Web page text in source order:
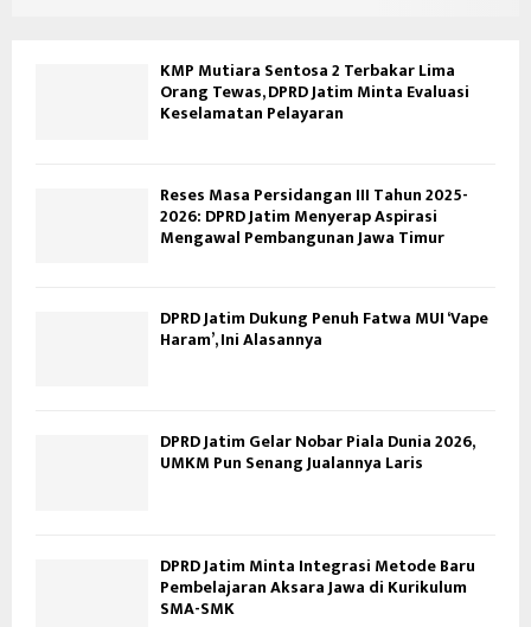
KMP Mutiara Sentosa 2 Terbakar Lima
Orang Tewas, DPRD Jatim Minta Evaluasi
Keselamatan Pelayaran
Reses Masa Persidangan III Tahun 2025-
2026: DPRD Jatim Menyerap Aspirasi
Mengawal Pembangunan Jawa Timur
DPRD Jatim Dukung Penuh Fatwa MUI ‘Vape
Haram’, Ini Alasannya
DPRD Jatim Gelar Nobar Piala Dunia 2026,
UMKM Pun Senang Jualannya Laris
DPRD Jatim Minta Integrasi Metode Baru
Pembelajaran Aksara Jawa di Kurikulum
SMA-SMK